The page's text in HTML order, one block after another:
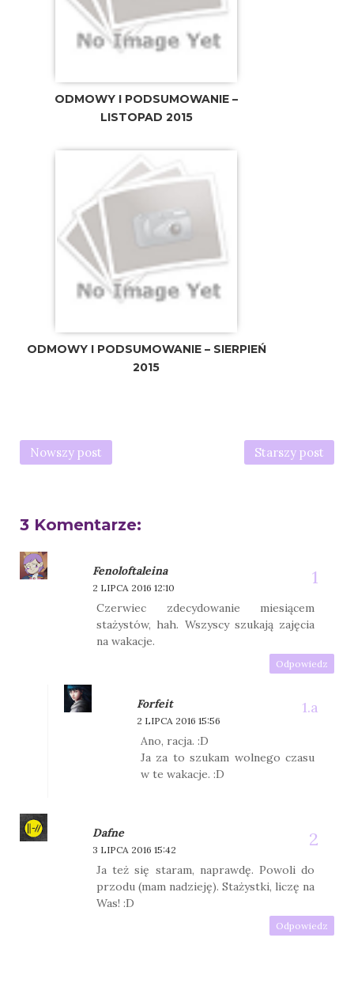
ODMOWY I PODSUMOWANIE –
LISTOPAD 2015
ODMOWY I PODSUMOWANIE – SIERPIEŃ
2015
Nowszy post Starszy post
3 Komentarze:
Fenoloftaleina
2 LIPCA 2016 12:10
Czerwiec zdecydowanie miesiącem
stażystów, hah. Wszyscy szukają zajęcia
na wakacje.
Odpowiedz
Forfeit
2 LIPCA 2016 15:56
Ano, racja. :D
Ja za to szukam wolnego czasu
w te wakacje. :D
Dafne
3 LIPCA 2016 15:42
Ja też się staram, naprawdę. Powoli do
przodu (mam nadzieję). Stażystki, liczę na
Was! :D
Odpowiedz